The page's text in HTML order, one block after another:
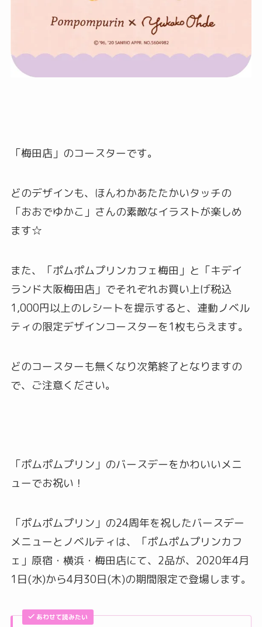
「梅田店」のコースターです。
どのデザインも、ほんわかあたたかいタッチの
「おおでゆかこ」さんの素敵なイラストが楽しめ
ます☆
また、「ポムポムプリンカフェ梅田」と「キデイ
ランド大阪梅田店」でそれぞれお買い上げ税込
1,000円以上のレシートを提示すると、連動ノベル
ティの限定デザインコースターを1枚もらえます。
どのコースターも無くなり次第終了となりますの
で、ご注意ください。
「ポムポムプリン」のバースデーをかわいいメニ
ューでお祝い！
「ポムポムプリン」の24周年を祝したバースデー
メニューとノベルティは、「ポムポムプリンカフ
ェ」原宿・横浜・梅田店にて、2品が、2020年4月
1日(水)から4月30日(木)の期間限定で登場します。
あわせて読みたい